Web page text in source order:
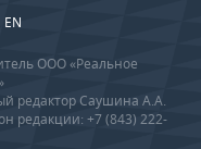
EN
ООО «Реальное
редактор Саушина А.А.
редакции: +7 (843) 222-